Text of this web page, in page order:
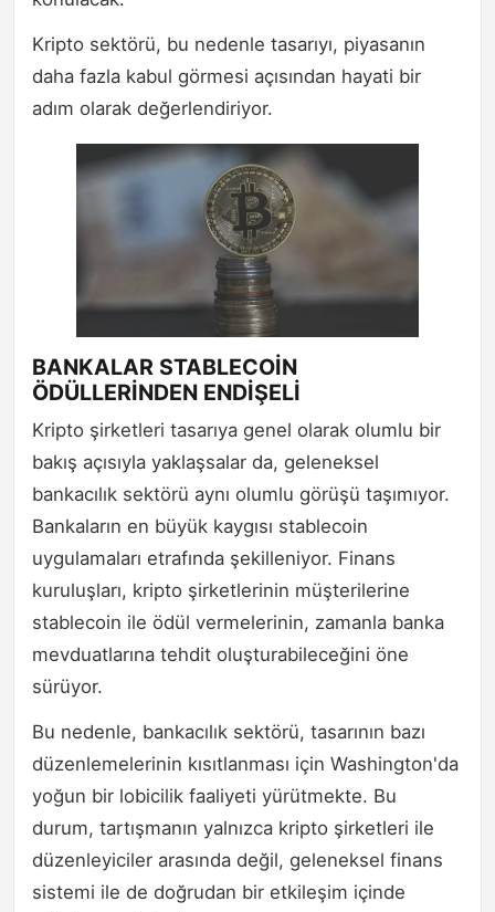
Kripto sektörü, bu nedenle tasarıyı, piyasanın
daha fazla kabul görmesi açısından hayati bir
adım olarak değerlendiriyor.
BANKALAR STABLECOİN
ÖDÜLLERİNDEN ENDİŞELİ
Kripto şirketleri tasarıya genel olarak olumlu bir
bakış açısıyla yaklaşsalar da, geleneksel
bankacılık sektörü aynı olumlu görüşü taşımıyor.
Bankaların en büyük kaygısı stablecoin
uygulamaları etrafında şekilleniyor. Finans
kuruluşları, kripto şirketlerinin müşterilerine
stablecoin ile ödül vermelerinin, zamanla banka
mevduatlarına tehdit oluşturabileceğini öne
sürüyor.
Bu nedenle, bankacılık sektörü, tasarının bazı
düzenlemelerinin kısıtlanması için Washington'da
yoğun bir lobicilik faaliyeti yürütmekte. Bu
durum, tartışmanın yalnızca kripto şirketleri ile
düzenleyiciler arasında değil, geleneksel finans
sistemi ile de doğrudan bir etkileşim içinde